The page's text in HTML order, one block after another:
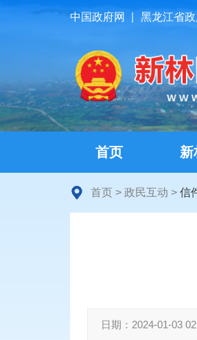
中国政府网 黑龙江省政
首页 新
首页 > 政民互动 > 信
日期： 2024-01-03